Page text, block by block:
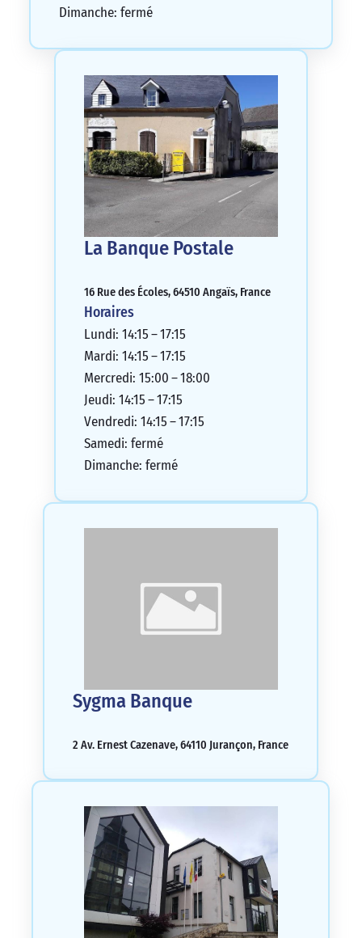
Dimanche: fermé
La Banque Postale
16 Rue des Écoles, 64510 Angaïs, France
Horaires
Lundi: 14:15 – 17:15
Mardi: 14:15 – 17:15
Mercredi: 15:00 – 18:00
Jeudi: 14:15 – 17:15
Vendredi: 14:15 – 17:15
Samedi: fermé
Dimanche: fermé
Sygma Banque
2 Av. Ernest Cazenave, 64110 Jurançon, France